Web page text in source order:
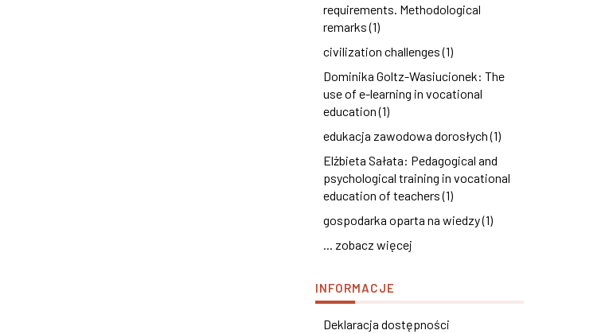
requirements. Methodological
remarks (1)
civilization challenges (1)
Dominika Goltz-Wasiucionek: The
use of e-learning in vocational
education (1)
edukacja zawodowa dorosłych (1)
Elżbieta Sałata: Pedagogical and
psychological training in vocational
education of teachers (1)
gospodarka oparta na wiedzy (1)
... zobacz więcej
INFORMACJE
Deklaracja dostępności